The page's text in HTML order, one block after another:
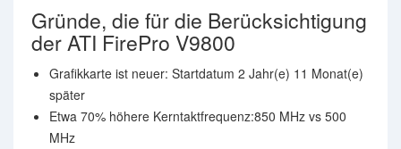
Gründe, die für die Berücksichtigung
der ATI FirePro V9800
Grafikkarte ist neuer: Startdatum 2 Jahr(e) 11 Monat(e)
später
Etwa 70% höhere Kerntaktfrequenz:850 MHz vs 500
MHz